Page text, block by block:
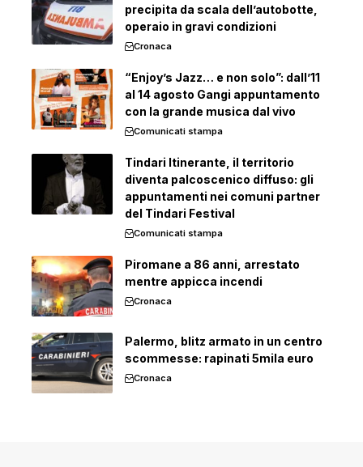
precipita da scala dell’autobotte,
operaio in gravi condizioni
Cronaca
“Enjoy’s Jazz… e non solo”: dall’11
al 14 agosto Gangi appuntamento
con la grande musica dal vivo
Comunicati stampa
Tindari Itinerante, il territorio
diventa palcoscenico diffuso: gli
appuntamenti nei comuni partner
del Tindari Festival
Comunicati stampa
Piromane a 86 anni, arrestato
mentre appicca incendi
Cronaca
Palermo, blitz armato in un centro
scommesse: rapinati 5mila euro
Cronaca